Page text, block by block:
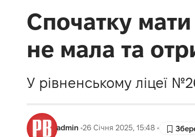
Спочатку
не мала та
У рівненському ліцеї
admin 26 Січня 2025, 15:48